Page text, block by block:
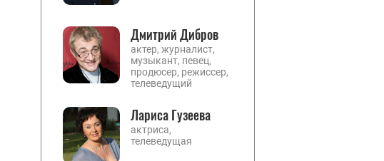
Дмитрий Дибров
актер, журналист,
музыкант, певец,
продюсер, режиссер,
телеведущий
Лариса Гузеева
актриса,
телеведущая